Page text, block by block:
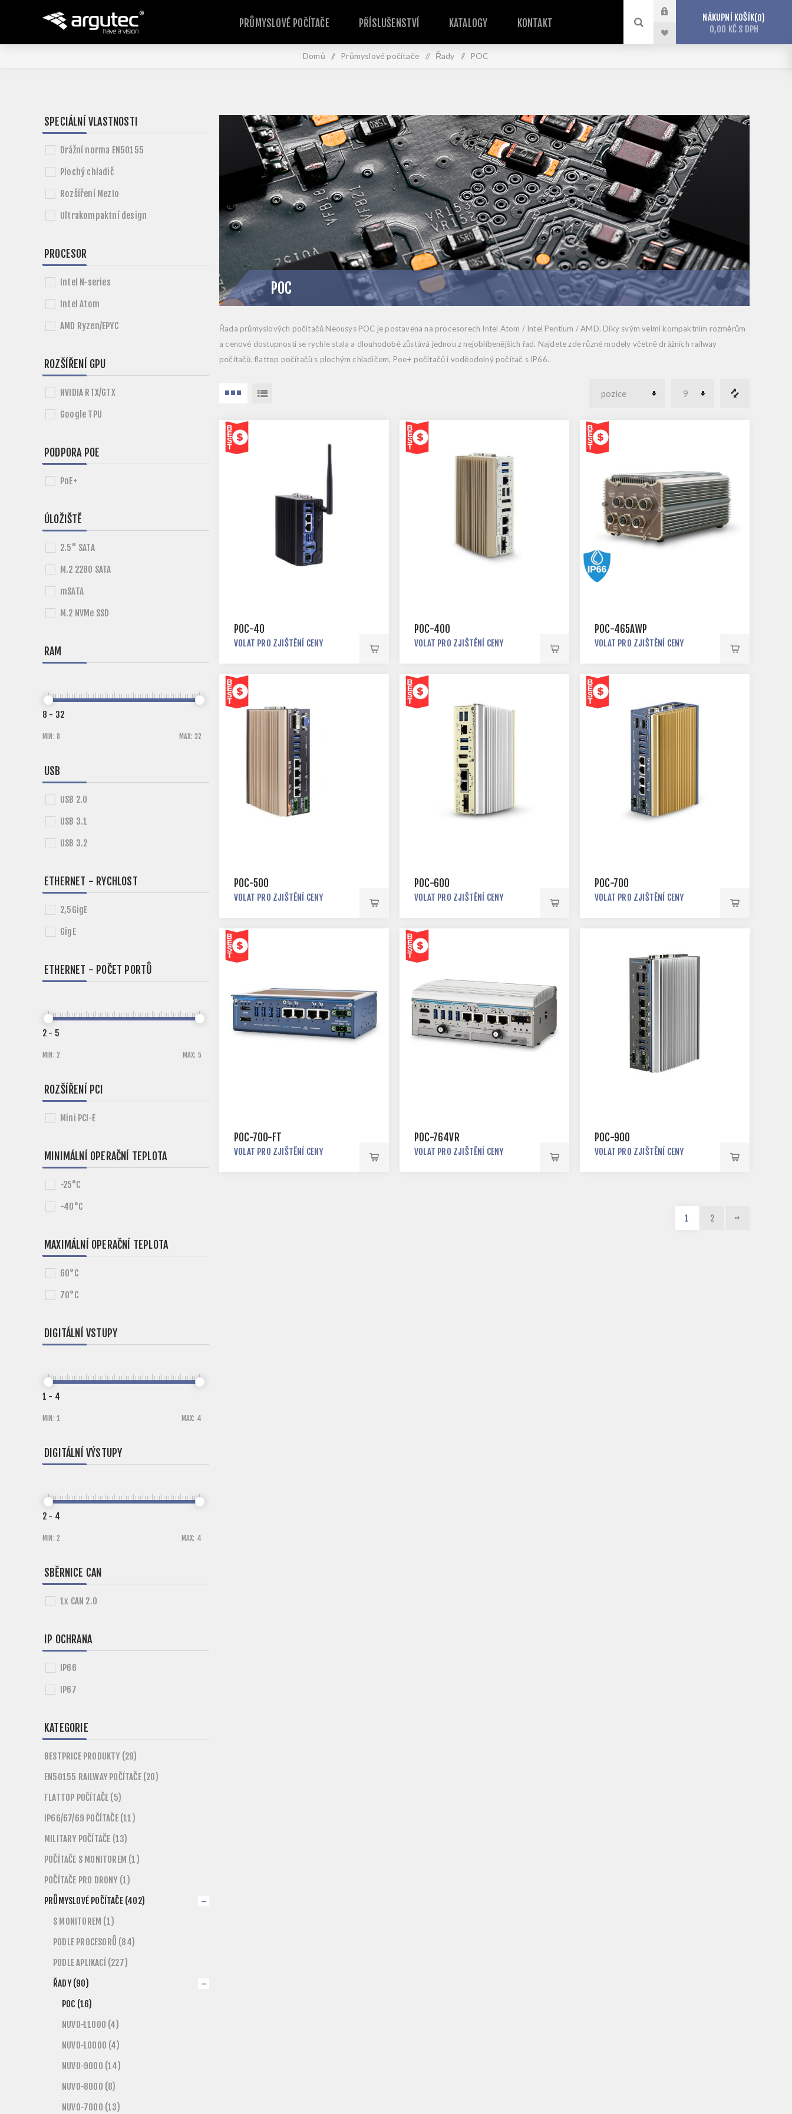
PRŮMYSLOVÉ POČÍTAČE PŘÍSLUŠENSTVÍ KATALOGY KONTAKT NÁKUPNÍ KOŠÍK 0
0,00 KČ S DPH
Domů / Průmyslové počítače / Řady / POC
POC
Řada průmyslových počítačů Neousys POC je postavena na procesorech Intel Atom / Intel Pentium / AMD. Díky svým velmi kompaktním rozměrům
a cenové dostupnosti se rychle stala a dlouhodobě zůstává jednou z nejoblíbenějších řad. Najdete zde různé modely včetně drážních railway
počítačů, flattop počítačů s plochým chladičem, Poe+ počítačů i voděodolný počítač s IP66.
POC-40
VOLAT PRO ZJIŠTĚNÍ CENY
POC-400
VOLAT PRO ZJIŠTĚNÍ CENY
POC-465AWP
VOLAT PRO ZJIŠTĚNÍ CENY
POC-500
VOLAT PRO ZJIŠTĚNÍ CENY
POC-600
VOLAT PRO ZJIŠTĚNÍ CENY
POC-700
VOLAT PRO ZJIŠTĚNÍ CENY
POC-700-FT
VOLAT PRO ZJIŠTĚNÍ CENY
POC-764VR
VOLAT PRO ZJIŠTĚNÍ CENY
POC-900
VOLAT PRO ZJIŠTĚNÍ CENY
1 2
SPECIÁLNÍ VLASTNOSTI
Drážní norma EN50155
Plochý chladič
Rozšíření MezIo
Ultrakompaktní design
PROCESOR
Intel N-series
Intel Atom
AMD Ryzen/EPYC
ROZŠÍŘENÍ GPU
NVIDIA RTX/GTX
Google TPU
PODPORA POE
PoE+
ÚLOŽIŠTĚ
2.5" SATA
M.2 2280 SATA
mSATA
M.2 NVMe SSD
RAM
MIN: 8 MAX: 32
8 - 32
USB
USB 2.0
USB 3.1
USB 3.2
ETHERNET - RYCHLOST
2,5GigE
GigE
ETHERNET - POČET PORTŮ
MIN: 2 MAX: 5
2 - 5
ROZŠÍŘENÍ PCI
Mini PCI-E
MINIMÁLNÍ OPERAČNÍ TEPLOTA
-25°C
-40°C
MAXIMÁLNÍ OPERAČNÍ TEPLOTA
60°C
70°C
DIGITÁLNÍ VSTUPY
MIN: 1 MAX: 4
1 - 4
DIGITÁLNÍ VÝSTUPY
MIN: 2 MAX: 4
2 - 4
SBĚRNICE CAN
1x CAN 2.0
IP OCHRANA
IP66
IP67
KATEGORIE
BESTPRICE PRODUKTY (29)
EN50155 RAILWAY POČÍTAČE (20)
FLATTOP POČÍTAČE (5)
IP66/67/69 POČÍTAČE (11)
MILITARY POČÍTAČE (13)
POČÍTAČE S MONITOREM (1)
POČÍTAČE PRO DRONY (1)
PRŮMYSLOVÉ POČÍTAČE (402)
S MONITOREM (1)
PODLE PROCESORŮ (84)
PODLE APLIKACÍ (227)
ŘADY (90)
POC (16)
NUVO-11000 (4)
NUVO-10000 (4)
NUVO-9000 (14)
NUVO-8000 (8)
NUVO-7000 (13)